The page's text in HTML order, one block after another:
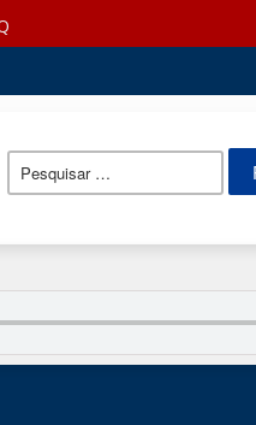
por: